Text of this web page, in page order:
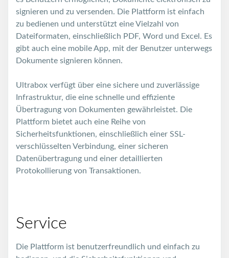
signieren und zu versenden. Die Plattform ist einfach
zu bedienen und unterstützt eine Vielzahl von
Dateiformaten, einschließlich PDF, Word und Excel. Es
gibt auch eine mobile App, mit der Benutzer unterwegs
Dokumente signieren können.
Ultrabox verfügt über eine sichere und zuverlässige
Infrastruktur, die eine schnelle und effiziente
Übertragung von Dokumenten gewährleistet. Die
Plattform bietet auch eine Reihe von
Sicherheitsfunktionen, einschließlich einer SSL-
verschlüsselten Verbindung, einer sicheren
Datenübertragung und einer detaillierten
Protokollierung von Transaktionen.
Service
Die Plattform ist benutzerfreundlich und einfach zu